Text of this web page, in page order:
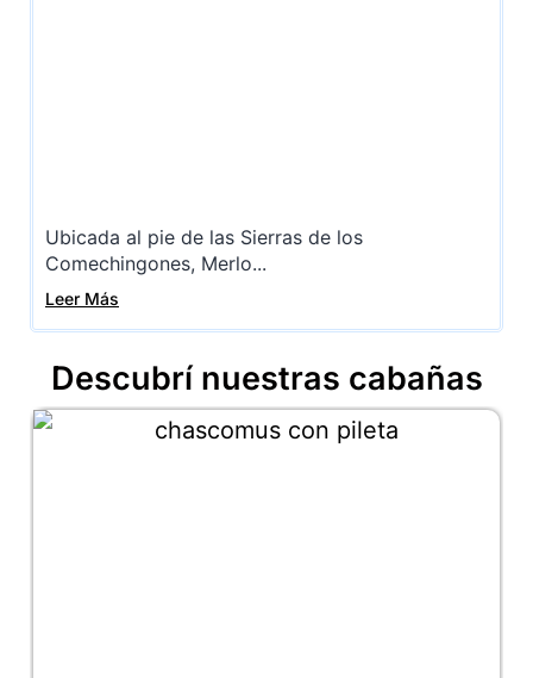
Ubicada al pie de las Sierras de los
Comechingones, Merlo...
Leer Más
Descubrí nuestras cabañas